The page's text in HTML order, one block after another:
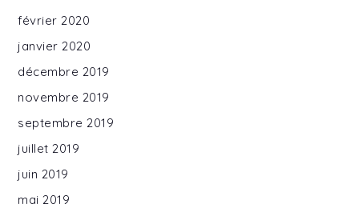
février 2020
janvier 2020
décembre 2019
novembre 2019
septembre 2019
juillet 2019
juin 2019
mai 2019